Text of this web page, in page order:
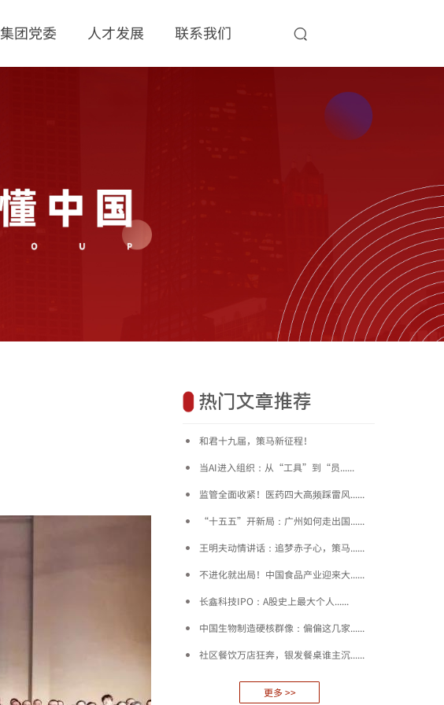
集团党委 人才发展 联系我们
热门文章推荐
和君十九届，策马新征程！
当AI进入组织：从“工具”到“员......
监管全面收紧！医药四大高频踩雷风......
“十五五”开新局：广州如何走出国......
王明夫动情讲话：追梦赤子心，策马......
不进化就出局！中国食品产业迎来大......
长鑫科技IPO：A股史上最大个人......
中国生物制造硬核群像：偏偏这几家......
社区餐饮万店狂奔，银发餐桌谁主沉......
更多 >>